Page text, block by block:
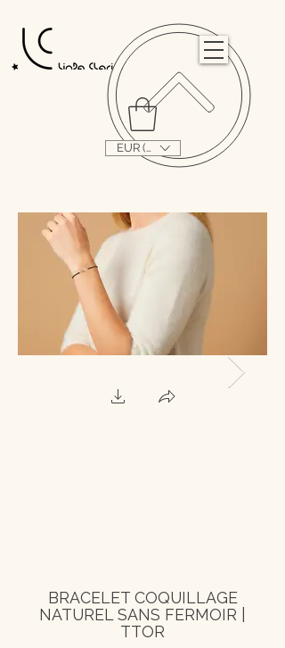
EUR (€)
BRACELET COQUILLAGE
NATUREL SANS FERMOIR |
TTOR